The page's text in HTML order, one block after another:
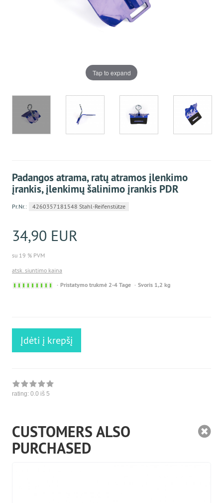
Tap to expand
Padangos atrama, ratų atramos įlenkimo
įrankis, įlenkimų šalinimo įrankis PDR
Pr.Nr.: 4260357181548 Stahl-Reifenstütze
34,90 EUR
su 19 % PVM
atsk. siuntimo kaina
Sofort
Pristatymo trukmė 2-4 Tage Svoris 1,2 kg
Įdėti į krepšį
rating: 0.0 iš 5
CUSTOMERS ALSO
PURCHASED